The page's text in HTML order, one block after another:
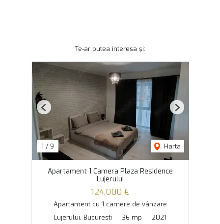
Te-ar putea interesa și:
1 / 9 Harta
Previous Next
Apartament 1 Camera Plaza Residence
Lujerului
124,000 €
Apartament cu 1 camere de vânzare
Lujerului, Bucuresti
36 mp 2021